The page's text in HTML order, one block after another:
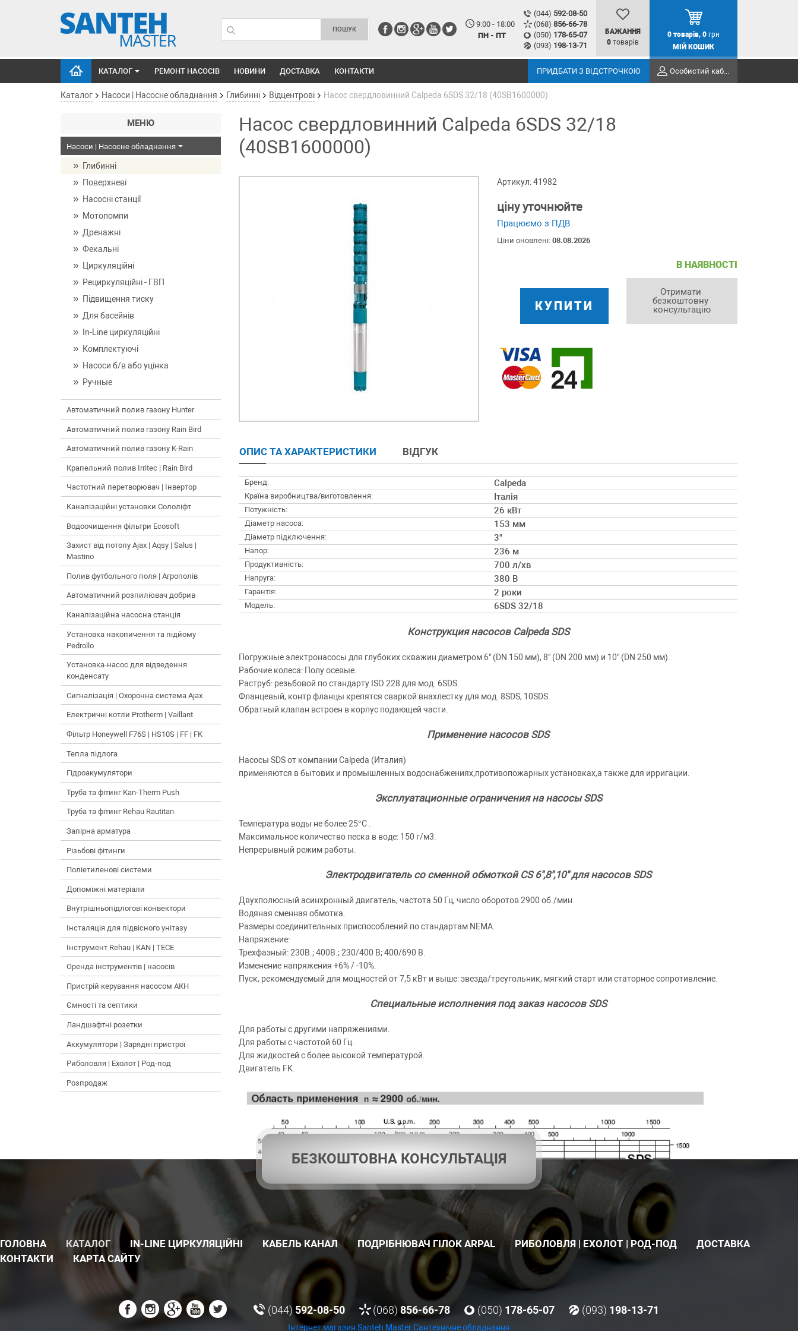
9:00 - 18:00
ПН - ПТ
(044) 592-08-50
(068) 856-66-78
(050) 178-65-07
(093) 198-13-71
БАЖАННЯ
0 товарів
0 товарів, 0 грн
МІЙ КОШИК
КАТАЛОГ РЕМОНТ НАСОСІВ НОВИНИ ДОСТАВКА КОНТАКТИ ПРИДБАТИ З ВІДСТРОЧКОЮ Особистий кабінет
Каталог Насоси | Насосне обладнання Глибинні Відцентрові Насос свердловинний Calpeda 6SDS 32/18 (40SB1600000)
МЕНЮ
Насоси | Насосне обладнання
Глибинні
Поверхневі
Насосні станції
Мотопомпи
Дренажні
Фекальні
Циркуляційні
Рециркуляційні - ГВП
Підвищення тиску
Для басейнів
In-Line циркуляційні
Комплектуючі
Насоси б/в або уцінка
Ручные
Автоматичний полив газону Hunter
Автоматичний полив газону Rain Bird
Автоматичний полив газону K-Rain
Крапельний полив Irritec | Rain Bird
Частотний перетворювач | Інвертор
Каналізаційні установки Сололіфт
Водоочищення фільтри Ecosoft
Захист від потопу Ajax | Aqsy | Salus |
Mastino
Полив футбольного поля | Агрополів
Автоматичний розпилювач добрив
Каналізаційна насосна станція
Установка накопичення та підйому
Pedrollo
Установка-насос для відведення
конденсату
Сигналізація | Охоронна система Ajax
Електричні котли Protherm | Vaillant
Фільтр Honeywell F76S | HS10S | FF | FK
Тепла підлога
Гідроакумулятори
Труба та фітинг Kan-Therm Push
Труба та фітинг Rehau Rautitan
Запірна арматура
Різьбові фітинги
Поліетиленові системи
Допоміжні матеріали
Внутрішньопідлогові конвектори
Інсталяція для підвісного унітазу
Інструмент Rehau | KAN | TECE
Оренда інструментів | насосів
Пристрій керування насосом АКН
Ємності та септики
Ландшафтні розетки
Аккумулятори | Зарядні пристрої
Риболовля | Ехолот | Род-под
Розпродаж
Насос свердловинний Calpeda 6SDS 32/18
(40SB1600000)
Артикул: 41982
ціну уточнюйте
Працюємо з ПДВ
Ціни оновлені: 08.08.2026
КУПИТИ
В НАЯВНОСТІ
Отримати
безкоштовну
консультацію
ОПИС ТА ХАРАКТЕРИСТИКИ ВІДГУК
Бренд: Calpeda
Країна виробництва/виготовлення: Італія
Потужність: 26 кВт
Діаметр насоса: 153 мм
Діаметр підключення: 3"
Напор: 236 м
Продуктивність: 700 л/хв
Напруга: 380 В
Гарантія: 2 роки
Модель: 6SDS 32/18
Конструкция насосов Calpeda SDS
Погружные электронасосы для глубоких скважин диаметром 6" (DN 150 мм), 8" (DN 200 мм) и 10" (DN 250 мм).
Рабочие колеса: Полу осевые.
Раструб: резьбовой по стандарту ISO 228 для мод. 6SDS.
Фланцевый, контр фланцы крепятся сваркой внахлестку для мод. 8SDS, 10SDS.
Обратный клапан встроен в корпус подающей части.
Применение насосов SDS
Насосы SDS от компании Calpeda (Италия)
применяются в бытових и промышленных водоснабжениях,противопожарных установках,а также для ирригации.
Эксплуатационные ограничения на насосы SDS
Температура воды не более 25°C .
Максимальное количество песка в воде: 150 г/м3.
Непрерывный режим работы.
Электродвигатель со сменной обмоткой CS 6",8",10" для насосов SDS
Двухполюсный асинхронный двигатель, частота 50 Гц, число оборотов 2900 об./мин.
Водяная сменная обмотка.
Размеры соединительных приспособлений по стандартам NEMA.
Напряжение:
Трехфазный: 230В.; 400В.; 230/400 В; 400/690 В.
Изменение напряжения +6% / -10%.
Пуск, рекомендуемый для мощностей от 7,5 кВт и выше: звезда/треугольник, мягкий старт или статорное сопротивление.
Специальные исполнения под заказ насосов SDS
Для работы с другими напряжениями.
Для работы с частотой 60 Гц.
Для жидкостей с более высокой температурой.
Двигатель FK.
БЕЗКОШТОВНА КОНСУЛЬТАЦІЯ
ГОЛОВНА КАТАЛОГ IN-LINE ЦИРКУЛЯЦІЙНІ КАБЕЛЬ КАНАЛ ПОДРІБНЮВАЧ ГІЛОК ARPAL РИБОЛОВЛЯ | ЕХОЛОТ | РОД-ПОД
ДОСТАВКА
КОНТАКТИ
КАРТА САЙТУ
(044) 592-08-50 (068) 856-66-78 (050) 178-65-07 (093) 198-13-71
Інтернет магазин Santeh MasterСантехнічне обладнання